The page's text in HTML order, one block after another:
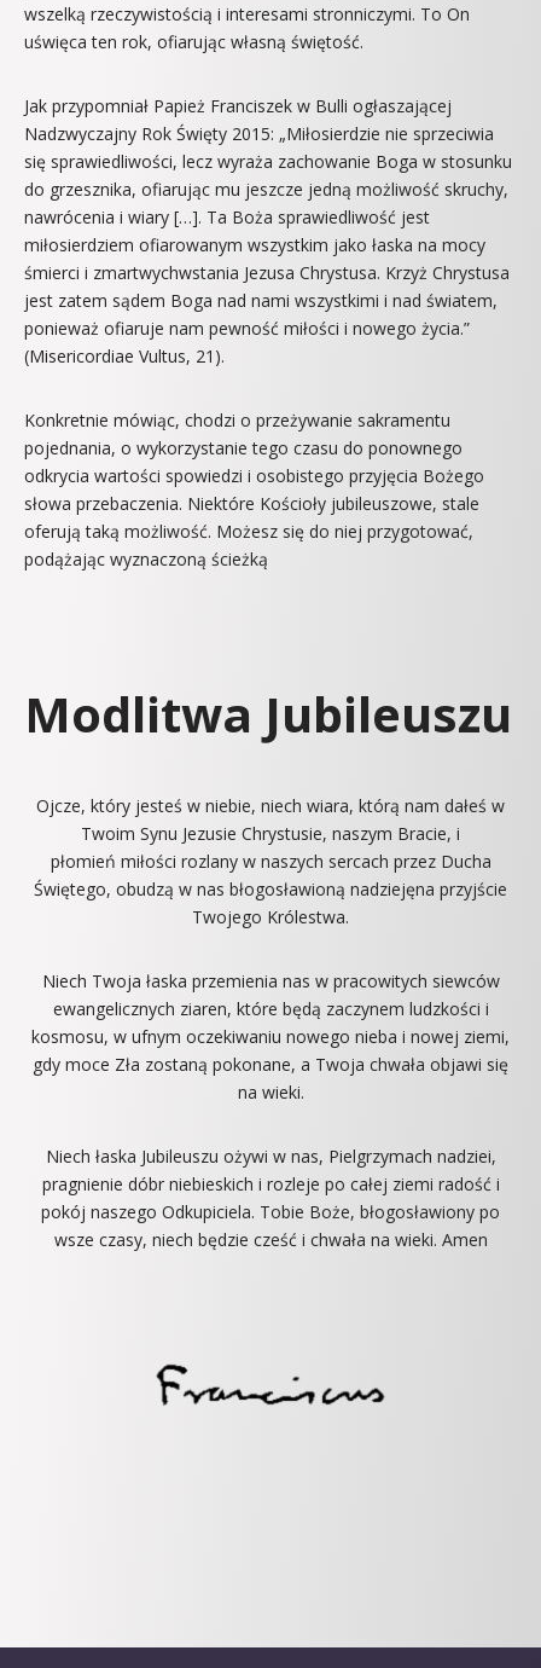
wszelką rzeczywistością i interesami stronniczymi. To On
uświęca ten rok, ofiarując własną świętość.
Jak przypomniał Papież Franciszek w Bulli ogłaszającej
Nadzwyczajny Rok Święty 2015: „Miłosierdzie nie sprzeciwia
się sprawiedliwości, lecz wyraża zachowanie Boga w stosunku
do grzesznika, ofiarując mu jeszcze jedną możliwość skruchy,
nawrócenia i wiary […]. Ta Boża sprawiedliwość jest
miłosierdziem ofiarowanym wszystkim jako łaska na mocy
śmierci i zmartwychwstania Jezusa Chrystusa. Krzyż Chrystusa
jest zatem sądem Boga nad nami wszystkimi i nad światem,
ponieważ ofiaruje nam pewność miłości i nowego życia.”
(Misericordiae Vultus, 21).
Konkretnie mówiąc, chodzi o przeżywanie sakramentu
pojednania, o wykorzystanie tego czasu do ponownego
odkrycia wartości spowiedzi i osobistego przyjęcia Bożego
słowa przebaczenia. Niektóre Kościoły jubileuszowe, stale
oferują taką możliwość. Możesz się do niej przygotować,
podążając wyznaczoną ścieżką
Modlitwa Jubileuszu
Ojcze, który jesteś w niebie, niech wiara, którą nam dałeś w
Twoim Synu Jezusie Chrystusie, naszym Bracie, i
płomień miłości rozlany w naszych sercach przez Ducha
Świętego, obudzą w nas błogosławioną nadziejęna przyjście
Twojego Królestwa.
Niech Twoja łaska przemienia nas w pracowitych siewców
ewangelicznych ziaren, które będą zaczynem ludzkości i
kosmosu, w ufnym oczekiwaniu nowego nieba i nowej ziemi,
gdy moce Zła zostaną pokonane, a Twoja chwała objawi się
na wieki.
Niech łaska Jubileuszu ożywi w nas, Pielgrzymach nadziei,
pragnienie dóbr niebieskich i rozleje po całej ziemi radość i
pokój naszego Odkupiciela. Tobie Boże, błogosławiony po
wsze czasy, niech będzie cześć i chwała na wieki. Amen